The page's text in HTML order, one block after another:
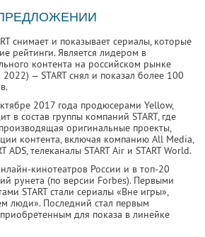
снимает и показывает сериалы, которые
рейтинги. Является лидером в
контента на российском рынке
— START снял и показал более 100
2017 года продюсерами Yellow,
в состав группы компаний START, где
оригинальные проекты,
контента, включая компанию All Media,
ADS, телеканалы START Air и START World.
кинотеатров России и в топ-20
рунета (по версии Forbes). Первыми
START стали сериалы «Вне игры»,
люди». Последний стал первым
для показа в линейке